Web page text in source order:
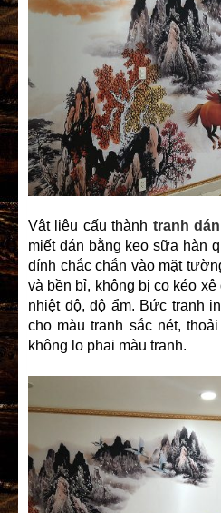
Vật liệu cấu thành tranh
miết dán bằng keo sữa hàn
dính chắc chắn vào mặt
và bền bỉ, không bị co kéo
nhiệt độ, độ ẩm. Bức tranh
cho màu tranh sắc nét,
không lo phai màu tranh.